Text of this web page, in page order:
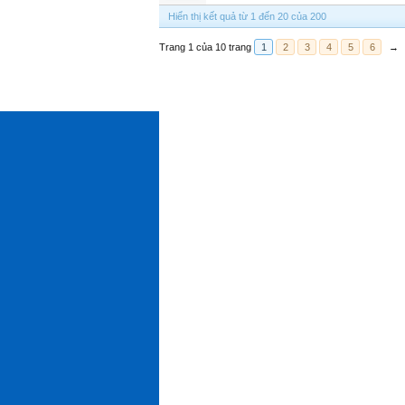
Hiển thị kết quả từ 1 đến 20 của 200
Trang 1 của 10 trang 1 2 3 4 5 6 →